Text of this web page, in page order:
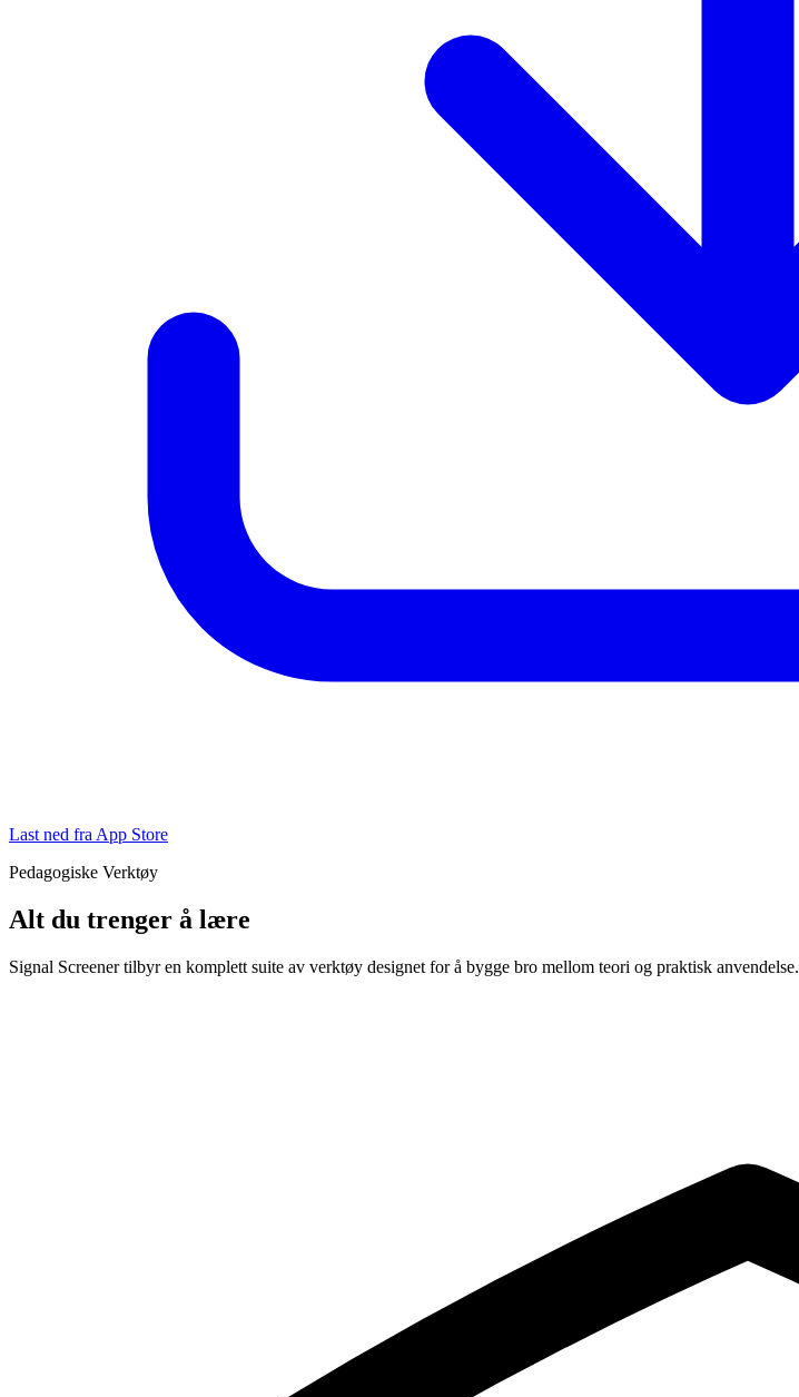
Last ned fra App Store
Pedagogiske Verktøy
Alt du trenger å lære
Signal Screener tilbyr en komplett suite av verktøy designet for å bygge bro mellom teori og praktisk anvendelse.